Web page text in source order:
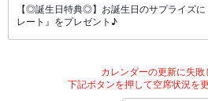
【◎誕生日特典◎】お誕生日のサプライズ
レート』をプレゼント♪
カレンダーの更新に失敗
下記ボタンを押して空席状況を